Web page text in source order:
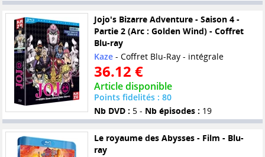
Jojo's Bizarre Adventure - Saison 4 -
Partie 2 (Arc : Golden Wind) - Coffret
Blu-ray
Kaze- Coffret Blu-Ray - intégrale
36.12 €
Article disponible
Points fidelités : 80
Nb DVD : 5 - Nb épisodes : 19
Le royaume des Abysses - Film - Blu-
ray